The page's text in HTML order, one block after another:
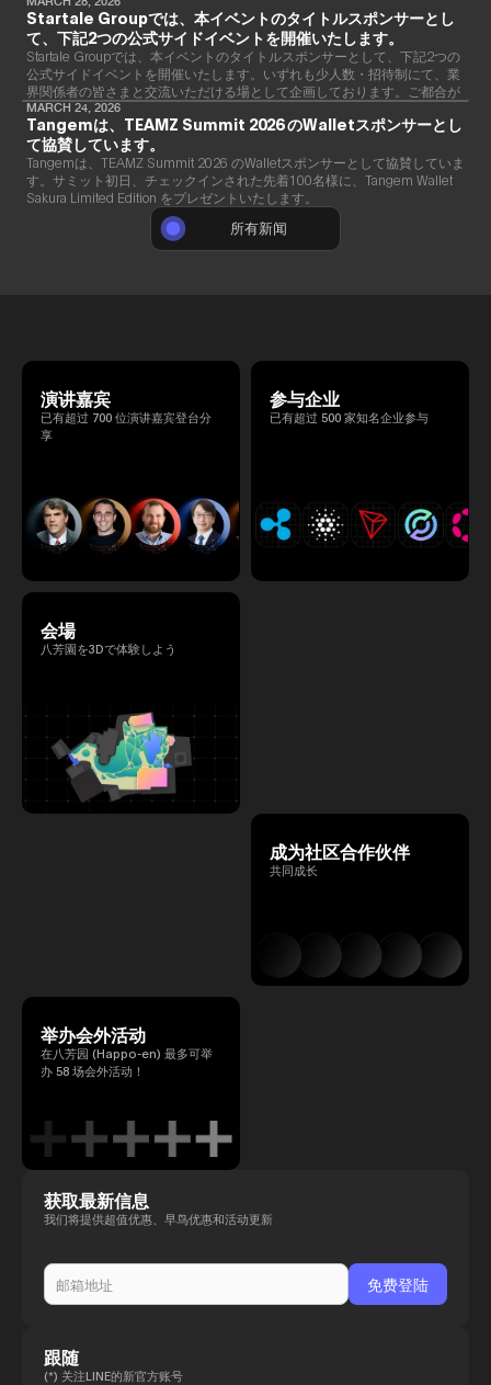
Startale Groupでは、本イベントのタイトルスポンサーとし
て、下記2つの公式サイドイベントを開催いたします。
Startale Groupでは、本イベントのタイトルスポンサーとして、下記2つの
公式サイドイベントを開催いたします。いずれも少人数・招待制にて、業
界関係者の皆さまと交流いただける場として企画しております。ご都合が
合いましたら、ぜひご参加ください。
MARCH 24, 2026
Tangemは、TEAMZ Summit 2026 のWalletスポンサーとし
て協賛しています。
Tangemは、TEAMZ Summit 2026 のWalletスポンサーとして協賛していま
す。サミット初日、チェックインされた先着100名様に、Tangem Wallet
Sakura Limited Edition をプレゼントいたします。
所有新闻
演讲嘉宾
已有超过 700 位演讲嘉宾登台分
享
参与企业
已有超过 500 家知名企业参与
会場
八芳園を3Dで体験しよう
成为社区合作伙伴
共同成长
举办会外活动
在八芳园 (Happo-en) 最多可举
办 58 场会外活动！
获取最新信息
我们将提供超值优惠、早鸟优惠和活动更新
跟随
(*) 关注LINE的新官方账号